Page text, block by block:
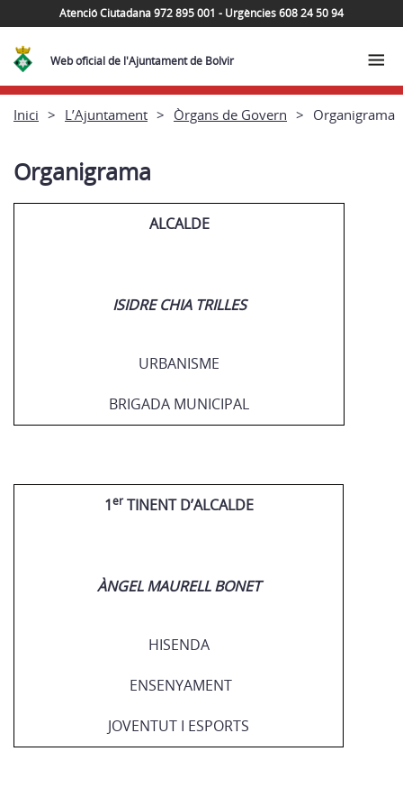
Atenció Ciutadana 972 895 001 - Urgències 608 24 50 94
Web oficial de l'Ajuntament de Bolvir
Inici L’Ajuntament Òrgans de Govern Organigrama
Organigrama
ALCALDE
ISIDRE CHIA TRILLES
URBANISME
BRIGADA MUNICIPAL
1erTINENT D’ALCALDE
ÀNGEL MAURELL BONET
HISENDA
ENSENYAMENT
JOVENTUT I ESPORTS